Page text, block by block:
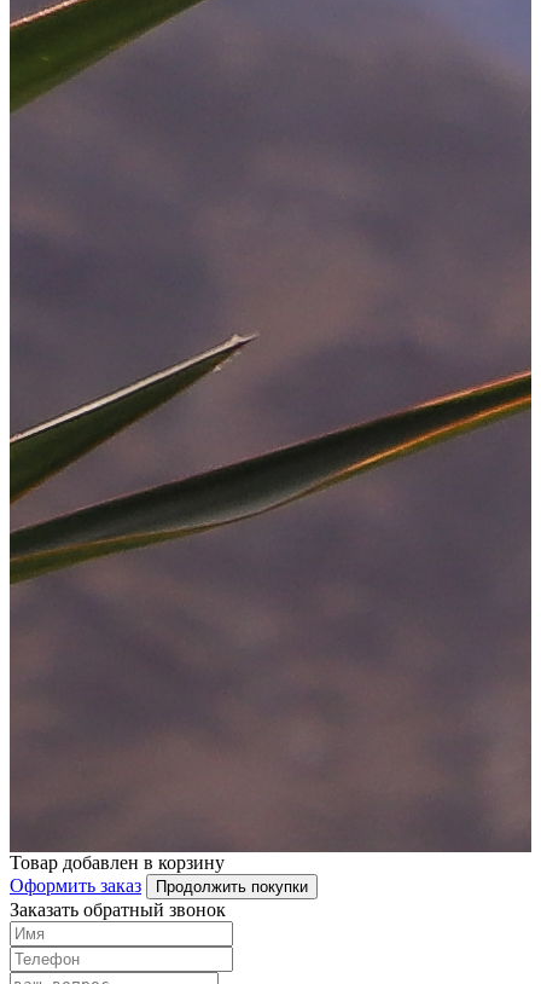
Товар добавлен в корзину
Оформить заказ
Продолжить покупки
Заказать обратный звонок